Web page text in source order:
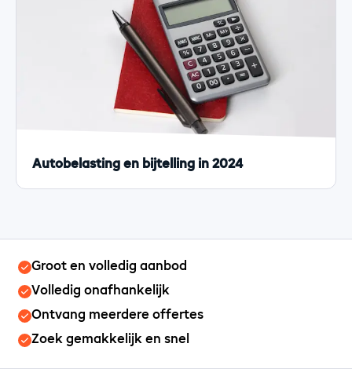
Autobelasting en bijtelling in 2024
Groot en volledig aanbod
Volledig onafhankelijk
Ontvang meerdere offertes
Zoek gemakkelijk en snel